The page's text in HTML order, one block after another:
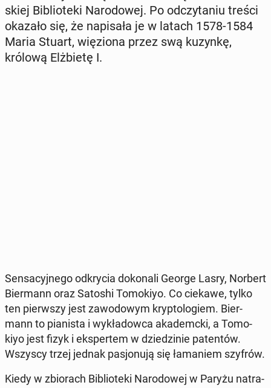
skiej Bi­blio­te­ki Na­ro­do­wej. Po od­czy­ta­niu treści
okazało się, że na­pi­sa­ła je w latach 1578-1584
Maria Stuart, wię­zio­na przez swą kuzynkę,
królową Elż­bie­tę I.
Sen­sa­cyj­ne­go od­kry­cia do­ko­na­li George Lasry, Norbert
Bier­mann oraz Satoshi To­mo­kiyo. Co ciekawe, tylko
ten pierw­szy jest za­wo­do­wym kryp­to­lo­giem. Bier­
mann to pia­ni­sta i wy­kła­dow­ca aka­demc­ki, a To­mo­
kiyo jest fizyk i eks­per­tem w dzie­dzi­nie pa­ten­tów.
Wszyscy trzej jednak pa­sjo­nu­ją się ła­ma­niem szyfrów.
Kiedy w zbio­rach Bi­blio­te­ki Na­ro­do­wej w Paryżu na­tra­